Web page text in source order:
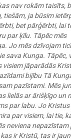
nav rokām taisīts,
tiešām, ja būsim
bet pārģērbti, lai
par ķīlu. Tāpēc mēs
Jo mēs dzīvojam
sava Kunga. Tāpēc,
visiem jāparādās
bijību Tā
pazīstami. Mēs
lielās ar ārišķīgo un
par labu. Jo Kristus
par visiem, lai tie,
neviena nepazīstam
ir Kristū, tas ir